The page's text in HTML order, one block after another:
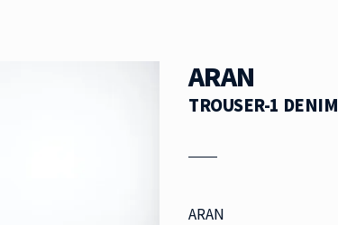
ARAN
TROUSER-1 DENIM
ARAN